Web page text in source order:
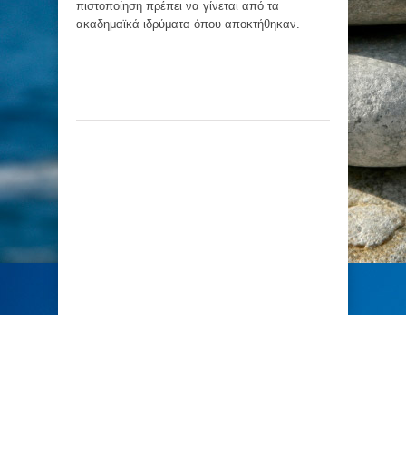
πιστοποίηση πρέπει να γίνεται από τα
ακαδημαϊκά ιδρύματα όπου αποκτήθηκαν.